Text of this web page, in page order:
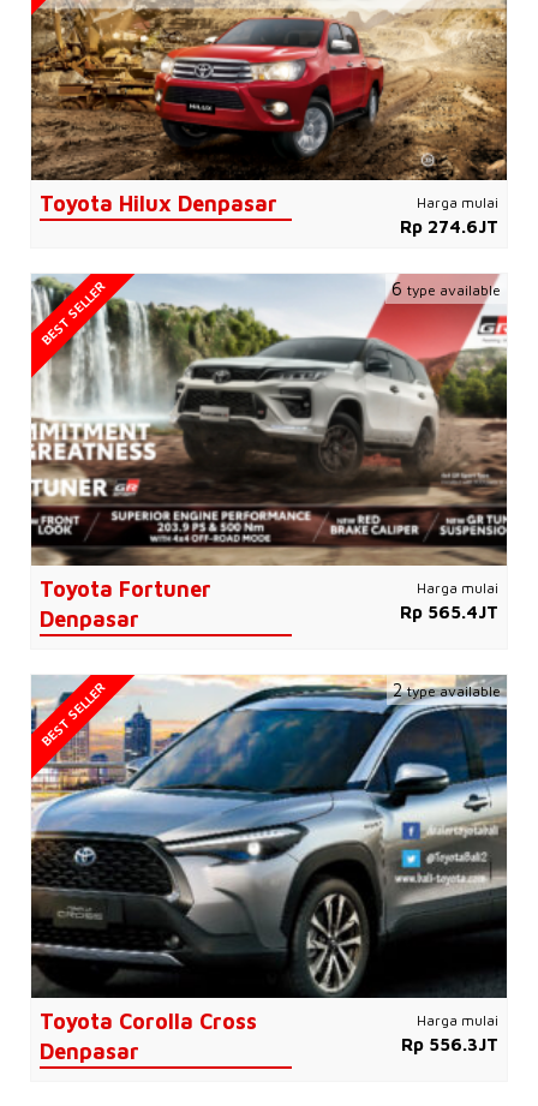
Toyota Hilux Denpasar Harga mulai
Rp 274.6JT
Toyota Fortuner
Denpasar
Harga mulai
Rp 565.4JT
BEST SELLER 6 type available
Toyota Corolla Cross
Denpasar
Harga mulai
Rp 556.3JT
BEST SELLER 2type available